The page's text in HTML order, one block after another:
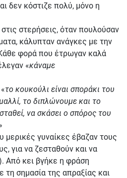
δεν κόστιζε πολύ, μόνο η
στερήσεις, όταν πουλούσαν
κάλυπταν ανάγκες με την
φορά που έτρωγαν καλά
«κάναμε
το κουκούλι είναι σποράκι του
το διπλώνουμε και το
να σκάσει ο σπόρος του
γυναίκες έβαζαν τους
για να ζεσταθούν και να
Από κει βγήκε η φράση
τη σημασία της απραξίας και